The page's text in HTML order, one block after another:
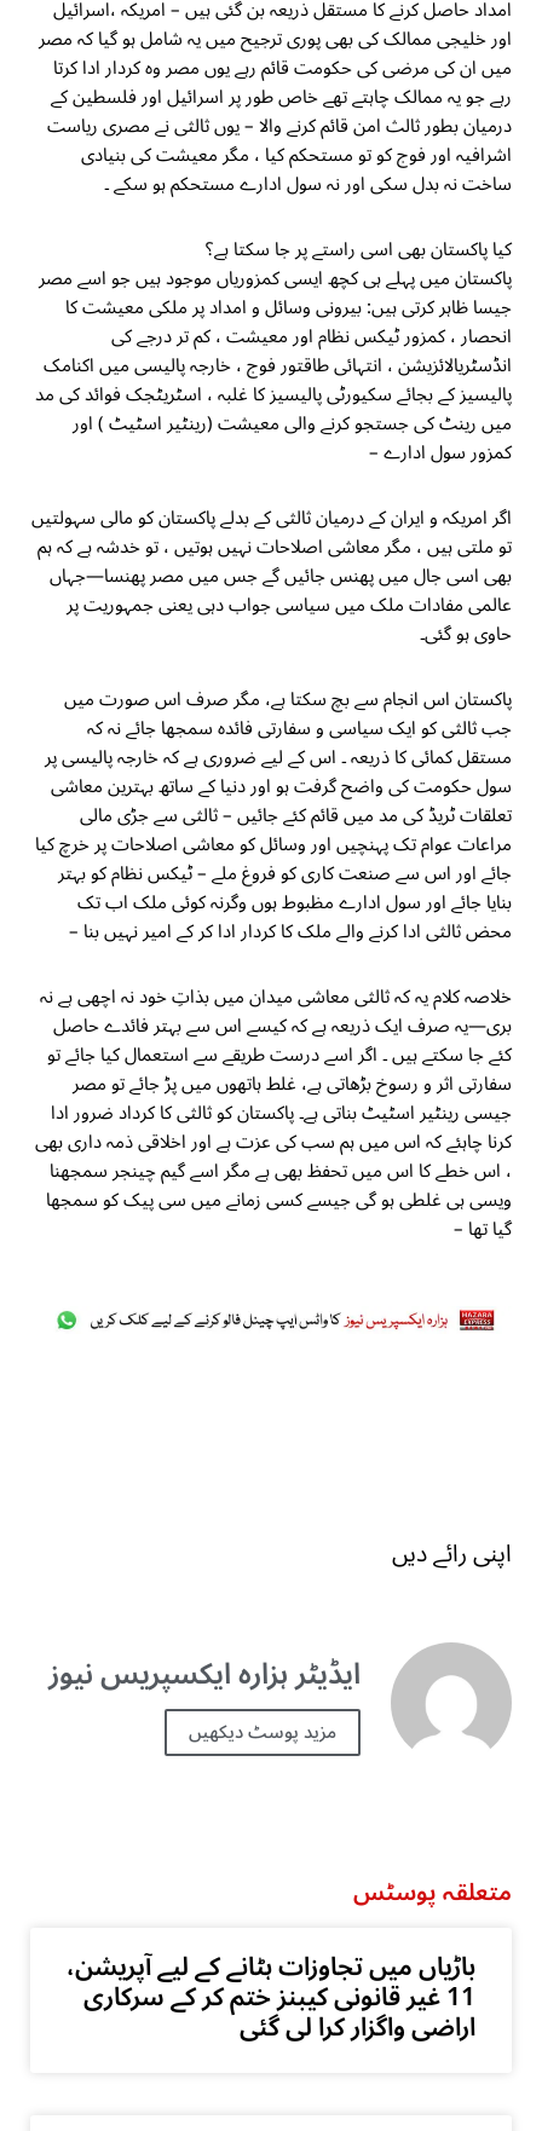
امداد حاصل کرنے کا مستقل ذریعہ بن گئی ہیں – امریکہ ،اسرائیل
اور خلیجی ممالک کی بھی پوری ترجیح میں یہ شامل ہو گیا کہ مصر
میں ان کی مرضی کی حکومت قائم رہے یوں مصر وہ کردار ادا کرتا
رہے جو یہ ممالک چاہتے تھے خاص طور پر اسرائیل اور فلسطین کے
درمیان بطور ثالث امن قائم کرنے والا – یوں ثالثی نے مصری ریاست
اشرافیہ اور فوج کو تو مستحکم کیا ، مگر معیشت کی بنیادی
ساخت نہ بدل سکی اور نہ سول ادارے مستحکم ہو سکے ۔
کیا پاکستان بھی اسی راستے پر جا سکتا ہے؟
پاکستان میں پہلے ہی کچھ ایسی کمزوریاں موجود ہیں جو اسے مصر
جیسا ظاہر کرتی ہیں: بیرونی وسائل و امداد پر ملکی معیشت کا
انحصار ، کمزور ٹیکس نظام اور معیشت ، کم تر درجے کی
انڈسٹریالائزیشن ، انتہائی طاقتور فوج ، خارجہ پالیسی میں اکنامک
پالیسیز کے بجائے سکیورٹی پالیسیز کا غلبہ ، اسٹریٹجک فوائد کی مد
میں رینٹ کی جستجو کرنے والی معیشت (رینٹیر اسٹیٹ ) اور
کمزور سول ادارے –
اگر امریکہ و ایران کے درمیان ثالثی کے بدلے پاکستان کو مالی سہولتیں
تو ملتی ہیں ، مگر معاشی اصلاحات نہیں ہوتیں ، تو خدشہ ہے کہ ہم
بھی اسی جال میں پھنس جائیں گے جس میں مصر پھنسا—جہاں
عالمی مفادات ملک میں سیاسی جواب دہی یعنی جمہوریت پر
حاوی ہو گئی۔
پاکستان اس انجام سے بچ سکتا ہے، مگر صرف اس صورت میں
جب ثالثی کو ایک سیاسی و سفارتی فائدہ سمجھا جائے نہ کہ
مستقل کمائی کا ذریعہ ۔ اس کے لیے ضروری ہے کہ خارجہ پالیسی پر
سول حکومت کی واضح گرفت ہو اور دنیا کے ساتھ بہترین معاشی
تعلقات ٹریڈ کی مد میں قائم کئے جائیں – ثالثی سے جڑی مالی
مراعات عوام تک پہنچیں اور وسائل کو معاشی اصلاحات پر خرچ کیا
جائے اور اس سے صنعت کاری کو فروغ ملے – ٹیکس نظام کو بہتر
بنایا جائے اور سول ادارے مظبوط ہوں وگرنہ کوئی ملک اب تک
محض ثالثی ادا کرنے والے ملک کا کردار ادا کر کے امیر نہیں بنا –
خلاصہ کلام یہ کہ ثالثی معاشی میدان میں بذاتِ خود نہ اچھی ہے نہ
بری—یہ صرف ایک ذریعہ ہے کہ کیسے اس سے بہتر فائدے حاصل
کئے جا سکتے ہیں ۔ اگر اسے درست طریقے سے استعمال کیا جائے تو
سفارتی اثر و رسوخ بڑھاتی ہے، غلط ہاتھوں میں پڑ جائے تو مصر
جیسی رینٹیر اسٹیٹ بناتی ہے۔ پاکستان کو ثالثی کا کرداد ضرور ادا
کرنا چاہئے کہ اس میں ہم سب کی عزت ہے اور اخلاقی ذمہ داری بھی
، اس خطے کا اس میں تحفظ بھی ہے مگر اسے گیم چینجر سمجھنا
ویسی ہی غلطی ہو گی جیسے کسی زمانے میں سی پیک کو سمجھا
گیا تھا –
اپنی رائے دیں
ایڈیٹر ہزارہ ایکسپریس نیوز
مزید پوسٹ دیکھیں
متعلقہ پوسٹس
باڑیاں میں تجاوزات ہٹانے کے لیے آپریشن،
11 غیر قانونی کیبنز ختم کر کے سرکاری
اراضی واگزار کرا لی گئی